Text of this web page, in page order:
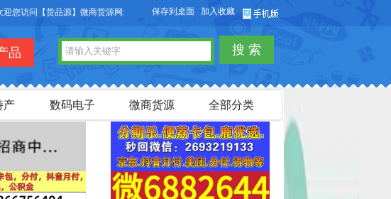
问【货品源】微商货源网站，本站可以免费发布微商货源信息，免费发布供求信息，也可以免费发布淘
保存到桌面 加入收藏
搜 索
品
产 数码电子 微商货源 全部分类